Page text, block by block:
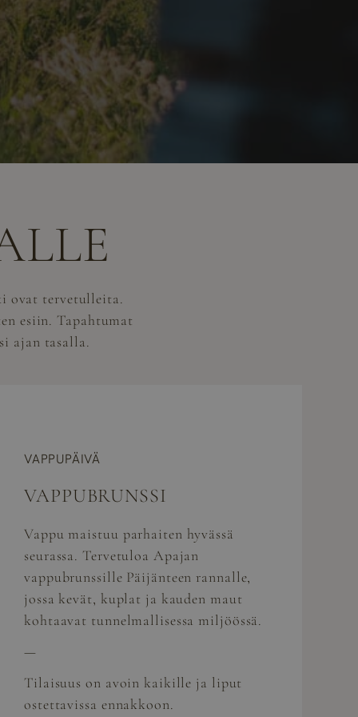
ovat tervetulleita.
esiin. Tapahtumat
ajan tasalla.
VAPPUPÄIVÄ
VAPPUBRUNSSI
Vappu maistuu parhaiten hyvässä
seurassa. Tervetuloa Apajan
vappubrunssille Päijänteen rannalle,
jossa kevät, kuplat ja kauden maut
kohtaavat tunnelmallisessa miljöössä.
—
Tilaisuus on avoin kaikille ja liput
ostettavissa ennakkoon.